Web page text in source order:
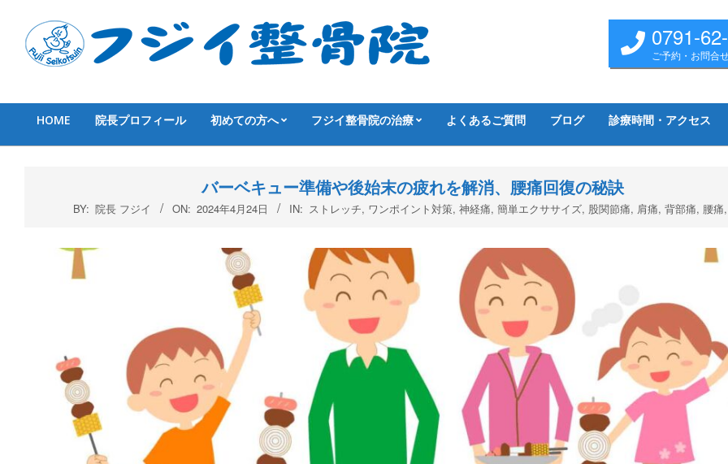
content
0791-
ご予約・お問合
Navigation
HOME 院長プロフィール 初めての方へ フジイ整骨院の治療 よくあるご質問 ブログ 診療時間・アクセス
バーベキュー準備や後始末の疲れを解消、腰痛回復の秘訣
BY: 院長 フジイ ON: 2024年4月24日 IN: ストレッチ, ワンポイント対策,神経痛,簡単エクササイズ, 股関節痛, 肩痛,背部痛, 腰痛,